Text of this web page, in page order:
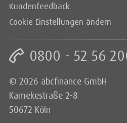
Kundenfeedback
Cookie Einstellungen ändern
0800 - 52 56
© 2026 abcfinance GmbH
Kamekestraße 2-8
50672 Köln